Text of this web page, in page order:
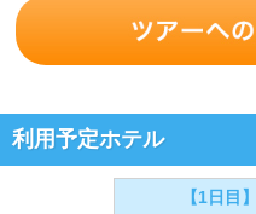
利用予定ホテル
【1日目